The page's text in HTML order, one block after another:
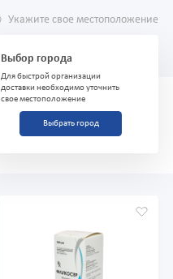
Укажите свое местоположение
Выбор города
Для быстрой организации
доставки необходимо уточнить
свое местоположение
Выбрать город